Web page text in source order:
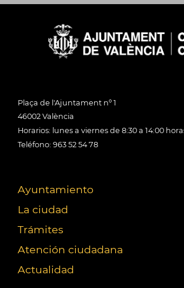
Plaça de l'Ajuntament nº 1
46002 València
Horarios: lunes a viernes de 8:30 a 14:00
Teléfono: 963 52 54 78
Ayuntamiento
La ciudad
Trámites
Atención ciudadana
Actualidad